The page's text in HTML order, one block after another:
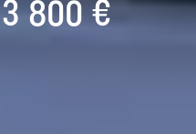
3 800 €